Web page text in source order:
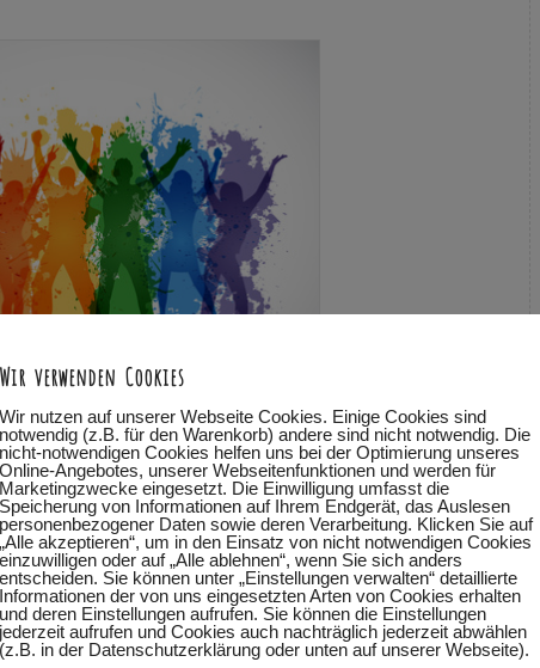
Weiter →
Wir verwenden Cookies
Wir nutzen auf unserer Webseite Cookies. Einige Cookies sind
notwendig (z.B. für den Warenkorb) andere sind nicht notwendig. Die
nicht-notwendigen Cookies helfen uns bei der Optimierung unseres
Online-Angebotes, unserer Webseitenfunktionen und werden für
Marketingzwecke eingesetzt. Die Einwilligung umfasst die
Speicherung von Informationen auf Ihrem Endgerät, das Auslesen
personenbezogener Daten sowie deren Verarbeitung. Klicken Sie auf
„Alle akzeptieren“, um in den Einsatz von nicht notwendigen Cookies
einzuwilligen oder auf „Alle ablehnen“, wenn Sie sich anders
entscheiden. Sie können unter „Einstellungen verwalten“ detaillierte
Informationen der von uns eingesetzten Arten von Cookies erhalten
und deren Einstellungen aufrufen. Sie können die Einstellungen
jederzeit aufrufen und Cookies auch nachträglich jederzeit abwählen
(z.B. in der Datenschutzerklärung oder unten auf unserer Webseite).